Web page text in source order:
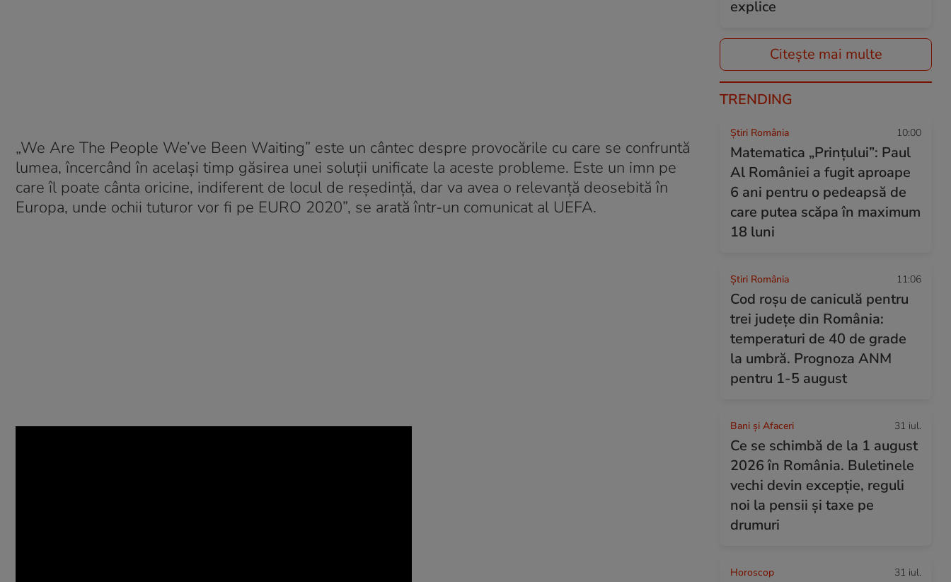
„We Are The People We’ve Been Waiting” este un cântec despre provocările cu care se confruntă
lumea, încercând în acelaşi timp găsirea unei soluţii unificate la aceste probleme. Este un imn pe
care îl poate cânta oricine, indiferent de locul de reşedinţă, dar va avea o relevanţă deosebită în
Europa, unde ochii tuturor vor fi pe EURO 2020”, se arată într-un comunicat al UEFA.
explice
Citește mai multe
TRENDING
Știri România 10:00
Matematica „Prințului”: Paul
Al României a fugit aproape
6 ani pentru o pedeapsă de
care putea scăpa în maximum
18 luni
Știri România 11:06
Cod roșu de caniculă pentru
trei județe din România:
temperaturi de 40 de grade
la umbră. Prognoza ANM
pentru 1-5 august
Bani și Afaceri 31 iul.
Ce se schimbă de la 1 august
2026 în România. Buletinele
vechi devin excepție, reguli
noi la pensii și taxe pe
drumuri
Horoscop 31 iul.